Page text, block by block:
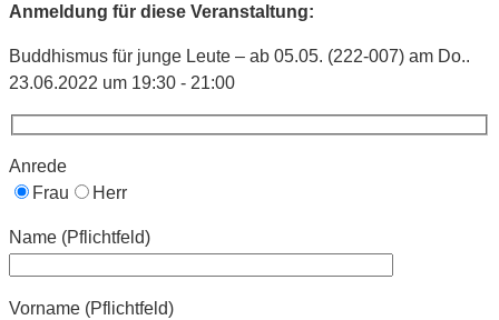
Anmeldung für diese Veranstaltung:
Buddhismus für junge Leute – ab 05.05. (222-007) am Do..
23.06.2022 um 19:30 - 21:00
Anrede
Frau
Herr
Name (Pflichtfeld)
Vorname (Pflichtfeld)